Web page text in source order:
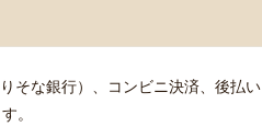
そな銀行）、コンビニ決済、後払い
。